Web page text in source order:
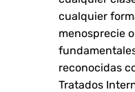
cualquier
menosprecie
reconocidas
Tratados